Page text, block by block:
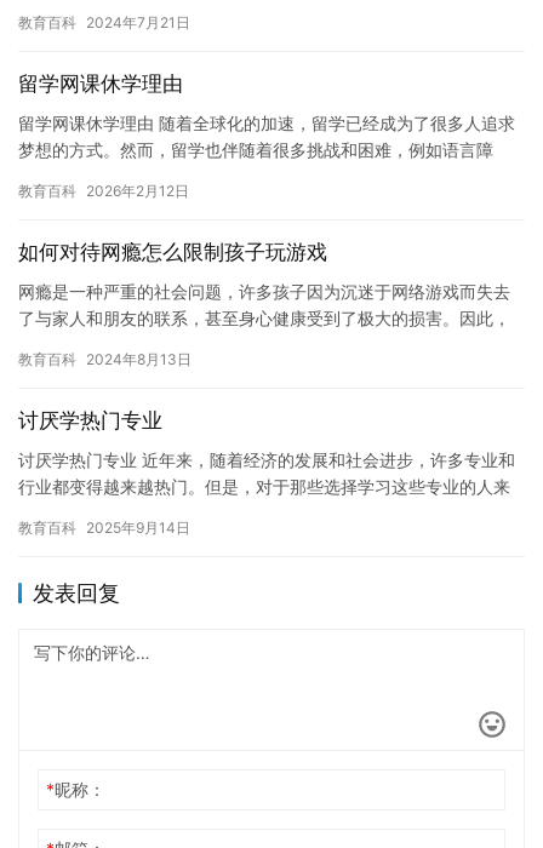
教育百科 2024年7月21日
留学网课休学理由
留学网课休学理由 随着全球化的加速，留学已经成为了很多人追求
梦想的方式。然而，留学也伴随着很多挑战和困难，例如语言障
一个非…
教育百科 2026年2月12日
如何对待网瘾怎么限制孩子玩游戏
网瘾是一种严重的社会问题，许多孩子因为沉迷于网络游戏而失去
了与家人和朋友的联系，甚至身心健康受到了极大的损害。因此，
是一…
教育百科 2024年8月13日
讨厌学热门专业
讨厌学热门专业 近年来，随着经济的发展和社会进步，许多专业和
行业都变得越来越热门。但是，对于那些选择学习这些专业的人来
天，我…
教育百科 2025年9月14日
发表回复
*昵称：